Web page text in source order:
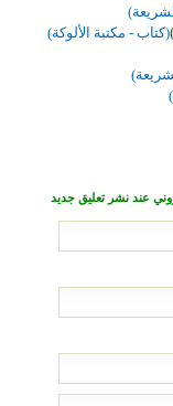
(كتاب - مكتبة الألوكة)
عند نشر تعليق جديد